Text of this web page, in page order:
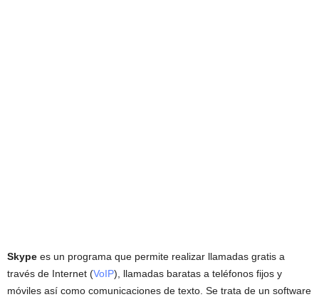
Skype es un programa que permite realizar llamadas gratis a
través de Internet (VoIP), llamadas baratas a teléfonos fijos y
móviles así como comunicaciones de texto. Se trata de un software